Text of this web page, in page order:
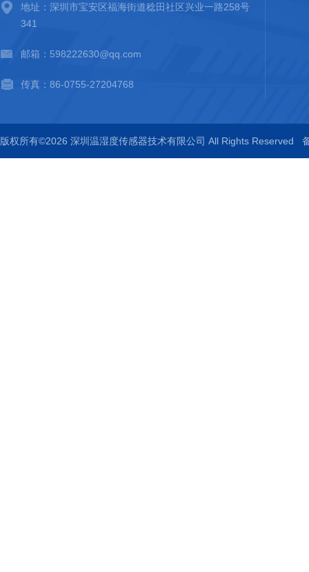
地址：深圳市宝安区福海街道稔田社区兴业一路258号
341
邮箱：598222630@qq.com
传真：86-0755-27204768
版权所有©2026 深圳温湿度传感器技术有限公司 All Rights Reserved